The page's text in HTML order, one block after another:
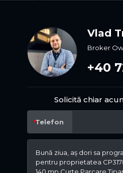
Vlad
Broker
+40
Solicită chiar
Telefon